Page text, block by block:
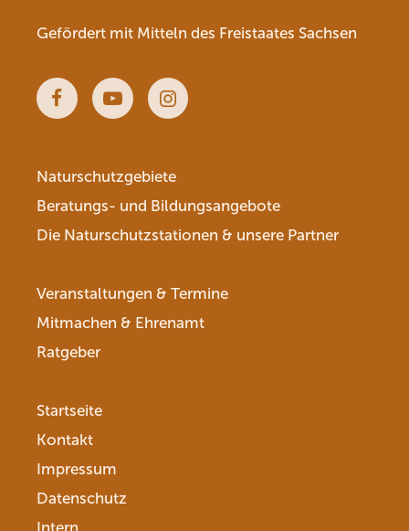
Gefördert mit Mitteln des Freistaates Sachsen
FacebookYoutubeInstagram
Naturschutzgebiete
Beratungs- und Bildungsangebote
Die Naturschutzstationen & unsere Partner
Veranstaltungen & Termine
Mitmachen & Ehrenamt
Ratgeber
Startseite
Kontakt
Impressum
Datenschutz